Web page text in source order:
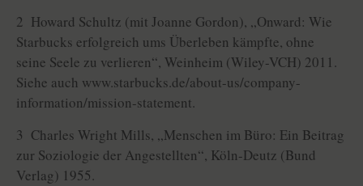
2 Howard Schultz (mit Joanne Gordon), „Onward: Wie
Starbucks erfolgreich ums Überleben kämpfte, ohne
seine Seele zu verlieren“, Weinheim (Wiley-VCH) 2011.
Siehe auch www.starbucks.de/about-us/company-
information/mission-statement.
3 Charles Wright Mills, „Menschen im Büro: Ein Beitrag
zur Soziologie der Angestellten“, Köln-Deutz (Bund
Verlag) 1955.